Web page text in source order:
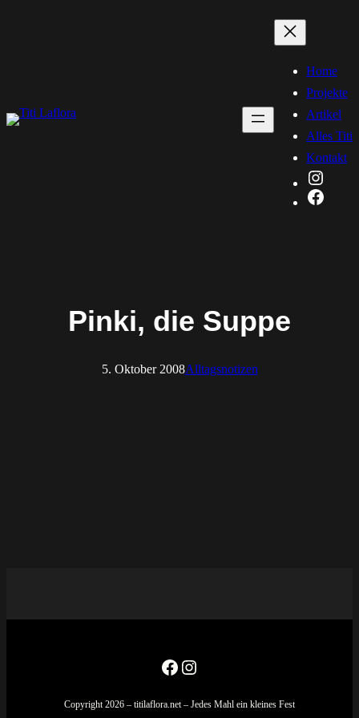
Home
Projekte
Artikel
Alles Titi
Kontakt
Pinki, die Suppe
5. Oktober 2008Alltagsnotizen
Facebook
Instagram
Copyright 2026 – titilaflora.net – Jedes Mahl ein kleines Fest